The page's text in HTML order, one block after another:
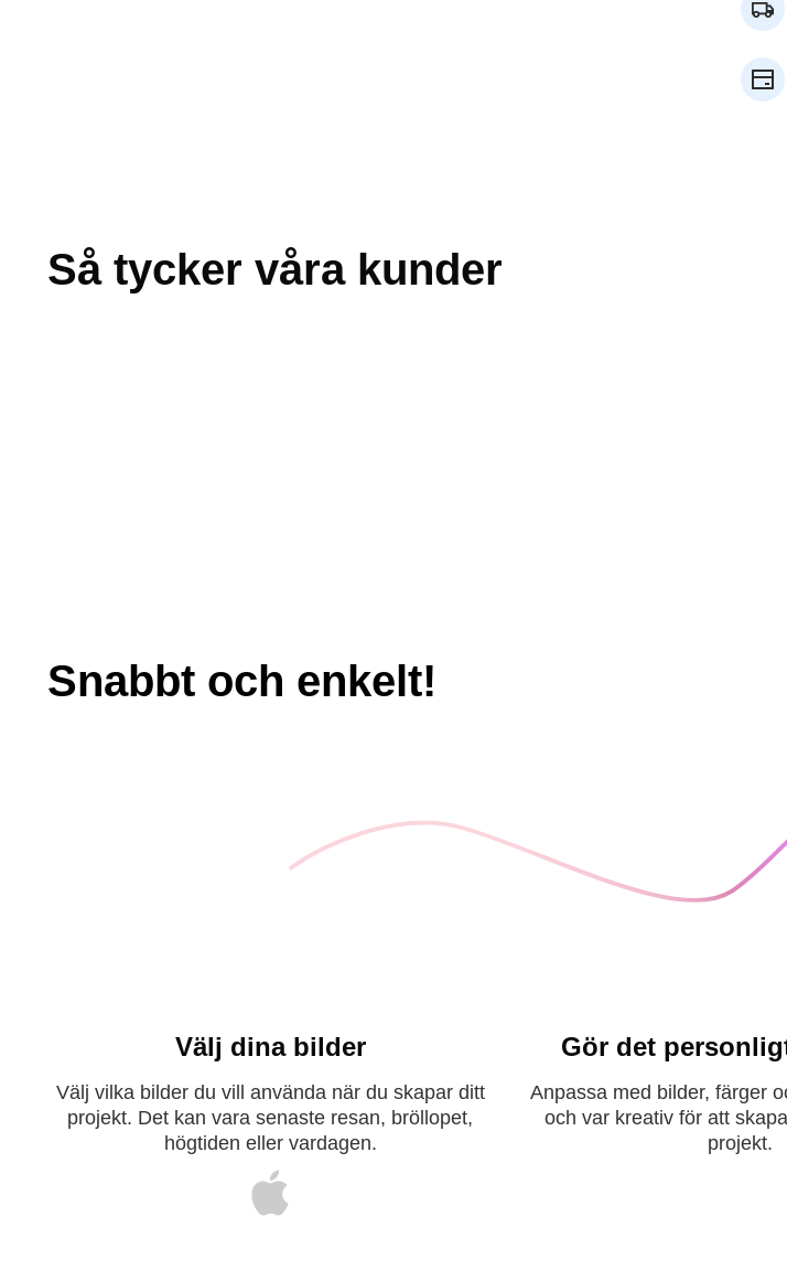
Så tycker våra kunder
Snabbt och enkelt!
Välj dina bilder
Välj vilka bilder du vill använda när du skapar ditt
projekt. Det kan vara senaste resan, bröllopet,
högtiden eller vardagen.
Gör det
Anpassa med bilder, färger
och var kreativ för att
projekt.